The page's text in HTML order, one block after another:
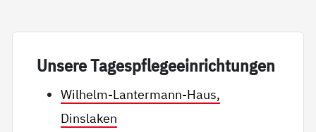
Un­se­re Ta­gespf­le­ge­ein­rich­tun­gen
Wilhelm-Lantermann-Haus,
Dinslaken